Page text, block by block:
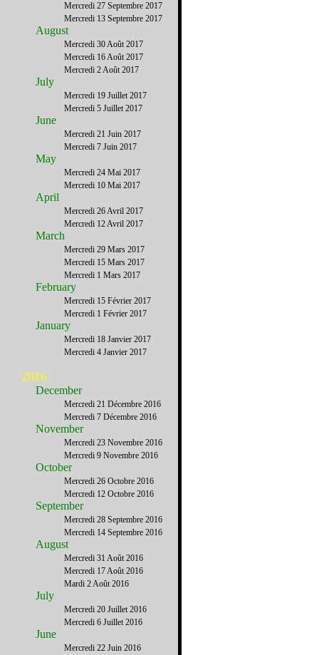
Mercredi 27 Septembre 2017
Mercredi 13 Septembre 2017
August
Mercredi 30 Août 2017
Mercredi 16 Août 2017
Mercredi 2 Août 2017
July
Mercredi 19 Juillet 2017
Mercredi 5 Juillet 2017
June
Mercredi 21 Juin 2017
Mercredi 7 Juin 2017
May
Mercredi 24 Mai 2017
Mercredi 10 Mai 2017
April
Mercredi 26 Avril 2017
Mercredi 12 Avril 2017
March
Mercredi 29 Mars 2017
Mercredi 15 Mars 2017
Mercredi 1 Mars 2017
February
Mercredi 15 Février 2017
Mercredi 1 Février 2017
January
Mercredi 18 Janvier 2017
Mercredi 4 Janvier 2017
2016
December
Mercredi 21 Décembre 2016
Mercredi 7 Décembre 2016
November
Mercredi 23 Novembre 2016
Mercredi 9 Novembre 2016
October
Mercredi 26 Octobre 2016
Mercredi 12 Octobre 2016
September
Mercredi 28 Septembre 2016
Mercredi 14 Septembre 2016
August
Mercredi 31 Août 2016
Mercredi 17 Août 2016
Mardi 2 Août 2016
July
Mercredi 20 Juillet 2016
Mercredi 6 Juillet 2016
June
Mercredi 22 Juin 2016